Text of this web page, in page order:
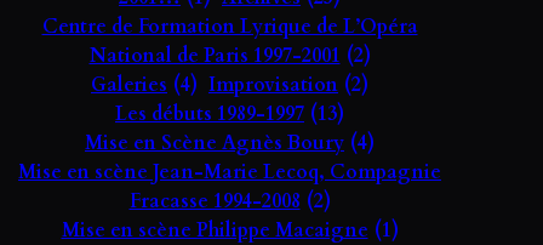
Centre de Formation Lyrique de L’Opéra
National de Paris 1997-2001 (2)
Galeries (4) Improvisation (2)
Les débuts 1989-1997 (13)
Mise en Scène Agnès Boury (4)
Mise en scène Jean-Marie Lecoq, Compagnie
Fracasse 1994-2008 (2)
Mise en scène Philippe Macaigne (1)